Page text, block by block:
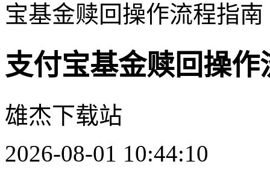
宝基金赎回操作流程指南
支付宝基金赎回操作
雄杰下载站
2026-08-01 10:44:10